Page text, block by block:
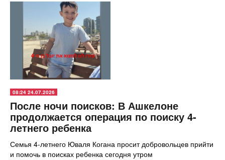
08:24 24.07.2026
После ночи поисков: В Ашкелоне
продолжается операция по поиску 4-
летнего ребенка
Семья 4-летнего Юваля Когана просит добровольцев прийти
и помочь в поисках ребенка сегодня утром